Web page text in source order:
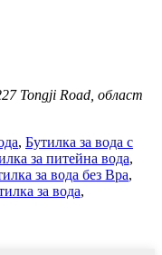
Tongji Road, област
, Бутилка за вода с
за питейна вода,
за вода без Bpa,
за вода,